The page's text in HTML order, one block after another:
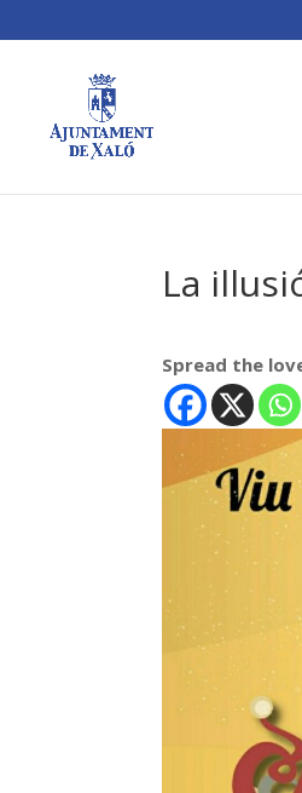
La
Spread the